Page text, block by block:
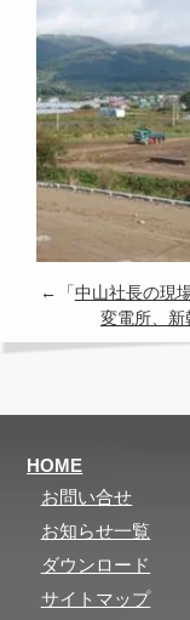
←「 中山社長の現
変電所、
HOME
お問い合せ
お知らせ一覧
ダウンロード
サイトマップ